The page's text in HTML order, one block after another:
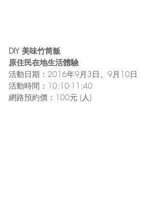
DIY 美味竹筒飯
原住民在地生活體驗
活動日期：2016年9月3日、9月10日
活動時間：10:10-11:40
網路預約價：100元 (人)